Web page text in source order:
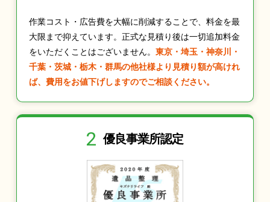
作業コスト・広告費を大幅に削減することで、料金を最
大限まで抑えています。正式な見積り後は一切追加料金
をいただくことはございません。 東京・埼玉・神奈川・
千葉・茨城・栃木・群馬の他社様より見積り額が高けれ
ば、費用をお値下げしますのでご相談ください。
2 優良事業所認定